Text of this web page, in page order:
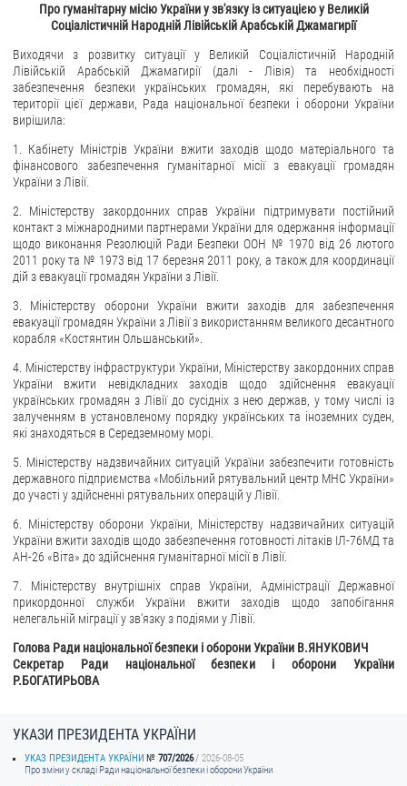
Питання запобігання корупції
Публічні закупівлі
Внутрішній аудит
ДЕРЖАВНИЙ РЕЄСТР САНКЦІЙ
Про гуманітарну місію України у зв'язку із ситуацією у Великій
Соціалістичній Народній Лівійській Арабській Джамагирії
Виходячи з розвитку ситуації у Великій Соціалістичній Народній
Лівійській Арабській Джамагирії (далі - Лівія) та необхідності
забезпечення безпеки українських громадян, які перебувають на
території цієї держави, Рада національної безпеки і оборони України
вирішила:
1. Кабінету Міністрів України вжити заходів щодо матеріального та
фінансового забезпечення гуманітарної місії з евакуації громадян
України з Лівії.
2. Міністерству закордонних справ України підтримувати постійний
контакт з міжнародними партнерами України для одержання інформації
щодо виконання Резолюцій Ради Безпеки ООН № 1970 від 26 лютого
2011 року та № 1973 від 17 березня 2011 року, а також для координації
дій з евакуації громадян України з Лівії.
3. Міністерству оборони України вжити заходів для забезпечення
евакуації громадян України з Лівії з використанням великого десантного
корабля «Костянтин Ольшанський».
4. Міністерству інфраструктури України, Міністерству закордонних справ
України вжити невідкладних заходів щодо здійснення евакуації
українських громадян з Лівії до сусідніх з нею держав, у тому числі із
залученням в установленому порядку українських та іноземних суден,
які знаходяться в Середземному морі.
5. Міністерству надзвичайних ситуацій України забезпечити готовність
державного підприємства «Мобільний рятувальний центр МНС України»
до участі у здійсненні рятувальних операцій у Лівії.
6. Міністерству оборони України, Міністерству надзвичайних ситуацій
України вжити заходів щодо забезпечення готовності літаків ІЛ-76МД та
АН-26 «Віта» до здійснення гуманітарної місії в Лівії.
7. Міністерству внутрішніх справ України, Адміністрації Державної
прикордонної служби України вжити заходів щодо запобігання
нелегальній міграції у зв'язку з подіями у Лівії.
Голова Ради національної безпеки і оборони України В.ЯНУКОВИЧ
Секретар Ради національної безпеки і оборони України
Р.БОГАТИРЬОВА
УКАЗИ ПРЕЗИДЕНТА УКРАЇНИ
УКАЗ ПРЕЗИДЕНТА УКРАЇНИ 707/2026
2026-08-05
Про зміни у складі Ради національної безпеки і оборони України